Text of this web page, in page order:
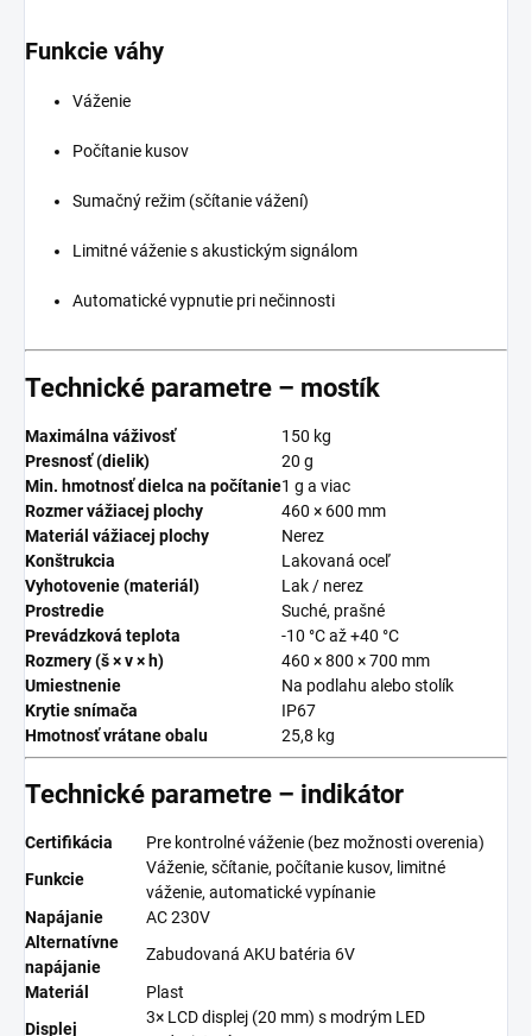
Funkcie váhy
Váženie
Počítanie kusov
Sumačný režim (sčítanie vážení)
Limitné váženie s akustickým signálom
Automatické vypnutie pri nečinnosti
Technické parametre – mostík
Maximálna váživosť
150 kg
Presnosť (dielik)
20 g
Min. hmotnosť dielca na počítanie1 g a viac
Rozmer vážiacej plochy
460 × 600 mm
Materiál vážiacej plochy
Nerez
Konštrukcia
Lakovaná oceľ
Vyhotovenie (materiál)
Lak / nerez
Prostredie
Suché, prašné
Prevádzková teplota
-10 °C až +40 °C
Rozmery (š × v × h)
460 × 800 × 700 mm
Umiestnenie
Na podlahu alebo stolík
Krytie snímača
IP67
Hmotnosť vrátane obalu
25,8 kg
Technické parametre – indikátor
Certifikácia
Pre kontrolné váženie (bez možnosti overenia)
Funkcie
Váženie, sčítanie, počítanie kusov, limitné
váženie, automatické vypínanie
Napájanie
AC 230V
Alternatívne
napájanie
Zabudovaná AKU batéria 6V
Materiál
Plast
Displej
3× LCD displej (20 mm) s modrým LED